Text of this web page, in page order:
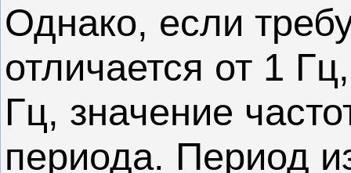
Однако, если
отличается от 1
Гц, значение
периода. Период